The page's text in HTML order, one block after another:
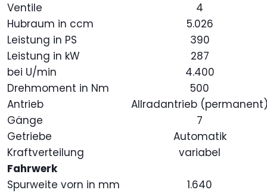
Ventile
4
Hubraum in ccm
5.026
Leistung in PS
390
Leistung in kW
287
bei U/min
4.400
Drehmoment in Nm
500
Antrieb
Allradantrieb
Gänge
7
Getriebe
Automatik
Kraftverteilung
variabel
Fahrwerk
Spurweite vorn in mm
1.640